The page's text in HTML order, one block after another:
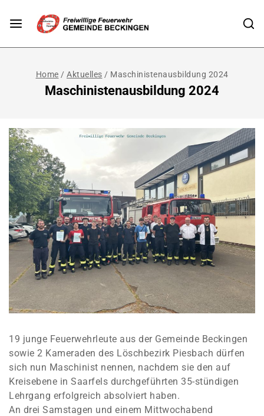
Home / Aktuelles / Maschinistenausbildung 2024
Maschinistenausbildung 2024
19 junge Feuerwehrleute aus der Gemeinde Beckingen
sowie 2 Kameraden des Löschbezirk Piesbach dürfen
sich nun Maschinist nennen, nachdem sie den auf
Kreisebene in Saarfels durchgeführten 35-stündigen
Lehrgang erfolgreich absolviert haben.
An drei Samstagen und einem Mittwochabend